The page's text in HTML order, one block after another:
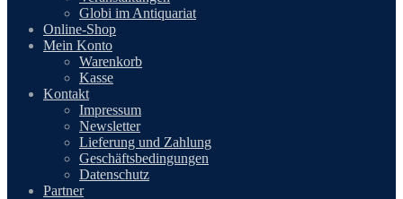
Globi im Antiquariat
Online-Shop
Mein Konto
Warenkorb
Kasse
Kontakt
Impressum
Newsletter
Lieferung und Zahlung
Geschäftsbedingungen
Datenschutz
Partner